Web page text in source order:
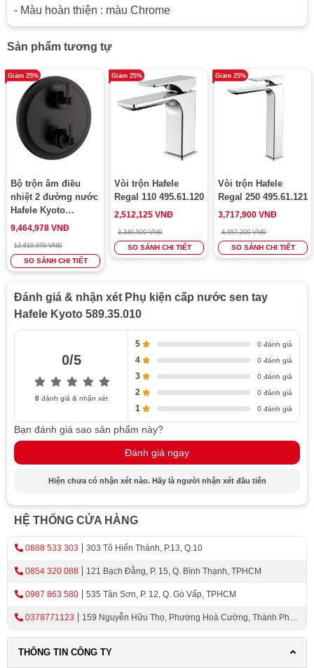
- Màu hoàn thiện : màu Chrome
Sản phẩm tương tự
Giảm 25%
Bộ trộn âm điều
nhiệt 2 đường nước
Hafele Kyoto
589.35.099
9,464,978 VNĐ
12,619,970 VNĐ
SO SÁNH CHI TIẾT
Giảm 25%
Vòi trộn Hafele
Regal 110 495.61.120
2,512,125 VNĐ
3,349,500 VNĐ
SO SÁNH CHI TIẾT
Giảm 25%
Vòi trộn Hafele
Regal 250 495.61.121
3,717,900 VNĐ
4,957,200 VNĐ
SO SÁNH CHI TIẾT
Đánh giá & nhận xét Phụ kiện cấp nước sen tay
Hafele Kyoto 589.35.010
0/5
0đánh giá & nhận xét
5 0 đánh giá
4 0 đánh giá
3 0 đánh giá
2 0 đánh giá
1 0 đánh giá
Bạn đánh giá sao sản phẩm này?
Đánh giá ngay
Hiện chưa có nhận xét nào. Hãy là người nhận xét đầu tiên
HỆ THỐNG CỬA HÀNG
0888 533 303 303 Tô Hiến Thành, P.13, Q.10
0854 320 088 121 Bạch Đằng, P. 15, Q. Bình Thạnh, TPHCM
0987 863 580 535 Tân Sơn, P. 12, Q. Gò Vấp, TPHCM
0378771123
159 Nguyễn Hữu Thọ, Phường Hoà Cường, Thành Phố
THÔNG TIN CÔNG TY